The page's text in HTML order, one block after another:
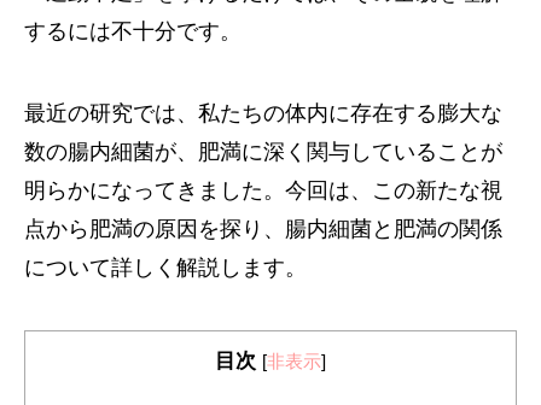
するには不十分です。
最近の研究では、私たちの体内に存在する膨大な
数の腸内細菌が、肥満に深く関与していることが
明らかになってきました。今回は、この新たな視
点から肥満の原因を探り、腸内細菌と肥満の関係
について詳しく解説します。
目次 [非表示]